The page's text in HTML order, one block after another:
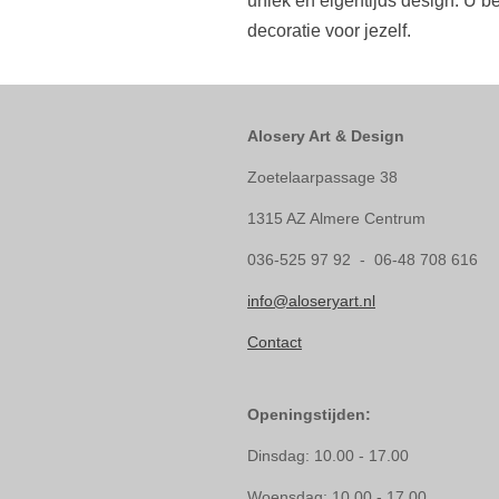
decoratie voor jezelf.
Alosery Art & Design
Zoetelaarpassage 38
1315 AZ Almere Centrum
036-525 97 92 - 06-48 708 616
info@aloseryart.nl
Contact
Openingstijden:
Dinsdag: 10.00 - 17.00